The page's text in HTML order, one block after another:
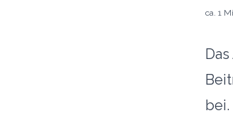
ca. 1
dass auch künftige
Zu den Hochzeitslocations
Vielen Dank für eure Unterstützung! Damit wird